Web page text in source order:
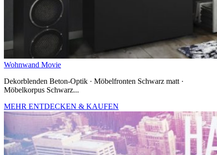
Wohnwand Movie
Dekorblenden Beton-Optik · Möbelfronten Schwarz matt ·
Möbelkorpus Schwarz...
MEHR ENTDECKEN & KAUFEN